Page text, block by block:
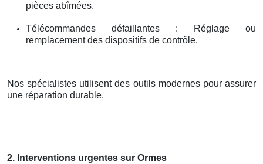
pièces abîmées.
Télécommandes défaillantes : Réglage ou
remplacement des dispositifs de contrôle.
Nos spécialistes utilisent des outils modernes pour assurer
une réparation durable.
2. Interventions urgentes sur Ormes